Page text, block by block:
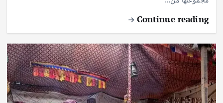
Continue reading